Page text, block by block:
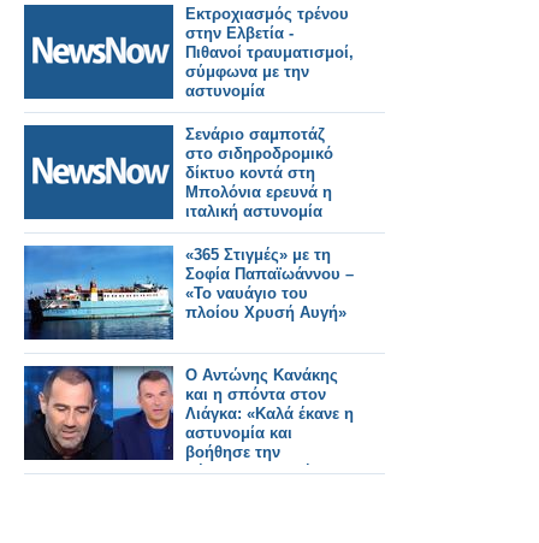
Εκτροχιασμός τρένου
στην Ελβετία -
Πιθανοί τραυματισμοί,
σύμφωνα με την
αστυνομία
Σενάριο σαμποτάζ
στο σιδηροδρομικό
δίκτυο κοντά στη
Μπολόνια ερευνά η
ιταλική αστυνομία
«365 Στιγμές» με τη
Σοφία Παπαϊωάννου –
«Το ναυάγιο του
πλοίου Χρυσή Αυγή»
Ο Αντώνης Κανάκης
και η σπόντα στον
Λιάγκα: «Καλά έκανε η
αστυνομία και
βοήθησε την
Δέσποινα Βανδή – Το